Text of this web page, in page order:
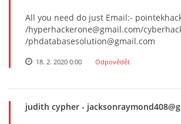
All you need do just Email:-
/hyperhackerone@gmail.com/
/phdatabasesolution@gmail.com
18. 2. 2020 0:00 Odpovědět
judith cypher -